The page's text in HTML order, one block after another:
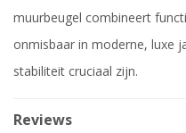
muurbeugel combineert
onmisbaar in moderne, luxe
stabiliteit cruciaal zijn.
Reviews